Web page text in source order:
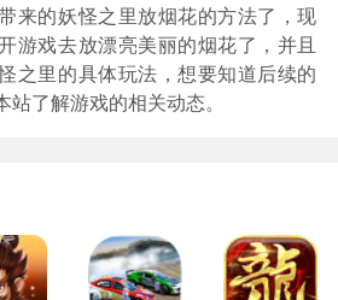
来的妖怪之里放烟花的方法了，现
游戏去放漂亮美丽的烟花了，并且
之里的具体玩法，想要知道后续的
了解游戏的相关动态。